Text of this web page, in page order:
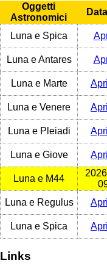
Oggetti
Astronomici
Luna e Spica
Luna e Antares
Luna e Marte
Luna e Venere
Luna e Pleiadi
Luna e Giove
Luna e M44
Luna e Regulus
Luna e Spica
Links